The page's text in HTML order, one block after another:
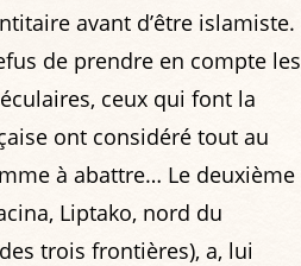
avant d’être islamiste.
de prendre en compte les
ceux qui font la
ont considéré tout au
à abattre… Le deuxième
Liptako, nord du
trois frontières), a, lui